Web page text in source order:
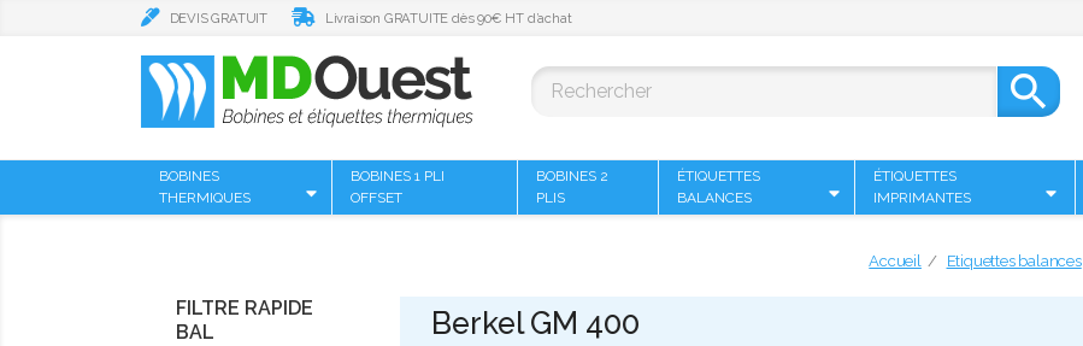
DEVIS GRATUIT Livraison GRATUITE dès 90€ HT d’achat

BOBINES
THERMIQUES
BOBINES 1 PLI
OFFSET
BOBINES 2
PLIS
ÉTIQUETTES
BALANCES
ÉTIQUETTES
IMPRIMANTES
Accueil Etiquettes balances
FILTRE RAPIDE
BAL
Berkel GM 400